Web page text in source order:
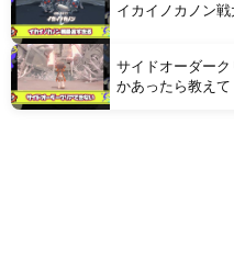
イカイノカノン
サイドオーダー
かあったら教えて